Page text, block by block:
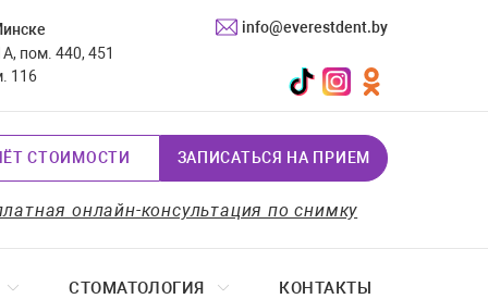
info@everestdent.by
пом. 440, 451
116
TikTokInstagramОдноклассники
СТОИМОСТИ ЗАПИСАТЬСЯ НА ПРИЕМ
онлайн-консультация по снимку
СТОМАТОЛОГИЯ КОНТАКТЫ